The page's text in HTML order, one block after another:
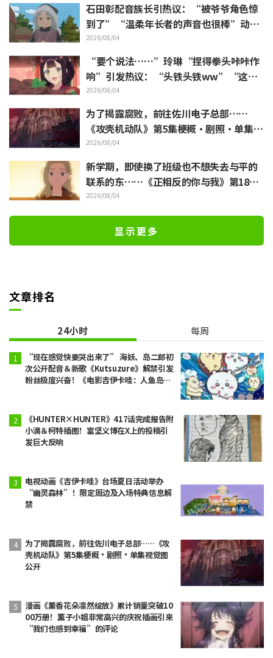
石田彰配音族长引热议：“被爷爷角色惊
到了”“温柔年长者的声音也很棒”动画
《穹庐下的魔女》第6集
2026/08/04
“要个说法……”玲琳“捏得拳头咔咔作
响”引发热议：“头铁头铁ww”“这表
情绝了”／《我是不才恶女》第4集
2026/08/04
为了揭露腐败，前往佐川电子总部……
《攻壳机动队》第5集梗概·剧照·单集视
觉图公开
2026/08/04
新学期，即使换了班级也不想失去与平的
联系的东……《正相反的你与我》第18集
梗概·剧照公开
2026/08/04
显示更多
文章排名
24小时 每周
“现在感觉快要哭出来了” 海妖、岛二郎初
次公开配音＆新歌《Kutsuzure》解禁引发
粉丝极度兴奋！《电影吉伊卡哇：人鱼岛的
《HUNTER×HUNTER》417话完成报告附
小滴＆柯特插图！富坚义博在X上的投稿引
发巨大反响
电视动画《吉伊卡哇》台场夏日活动举办
“幽灵森林”！限定周边及入场特典信息解
禁
为了揭露腐败，前往佐川电子总部……《攻
壳机动队》第5集梗概·剧照·单集视觉图
公开
漫画《薰香花朵凛然绽放》累计销量突破10
00万册！薫子小姐非常高兴的庆祝插画引来
“我们也感到幸福”的评论